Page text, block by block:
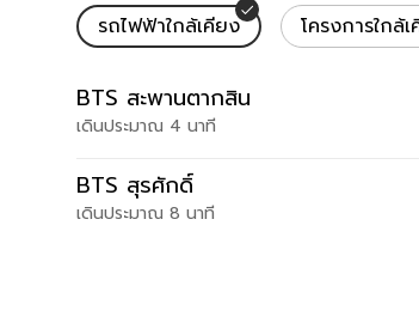
รถไฟฟ้าใกล้เคียง โครงการใกล้
รถไฟฟ้าใกล้เคียง
BTS สะพานตากสิน
เดินประมาณ 4 นาที
BTS สุรศักดิ์
เดินประมาณ 8 นาที